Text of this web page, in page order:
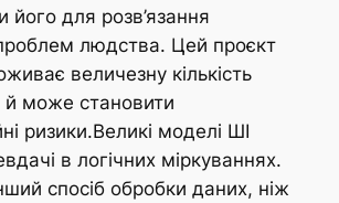
його для розв’язання
людства. Цей проєкт
величезну кількість
й може становити
ризики.Великі моделі ШІ
в логічних міркуваннях.
спосіб обробки даних, ніж